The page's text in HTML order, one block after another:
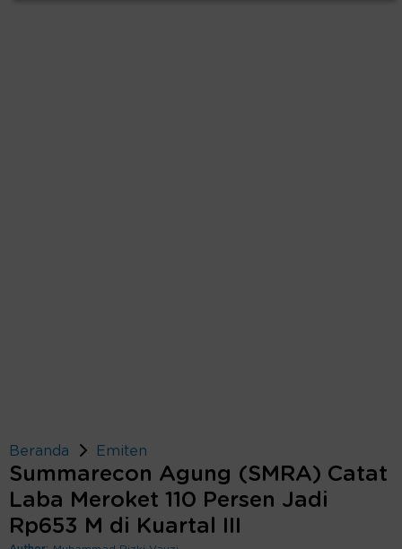
Beranda Emiten
Summarecon Agung (SMRA) Catat
Laba Meroket 110 Persen Jadi
Rp653 M di Kuartal III